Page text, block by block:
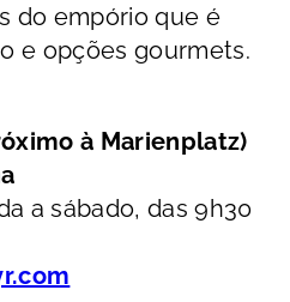
do empório que é
e opções gourmets.
à Marienplatz)
a sábado, das 9h30